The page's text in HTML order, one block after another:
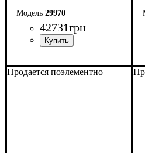
29970
42731грн
Продается поэлементно